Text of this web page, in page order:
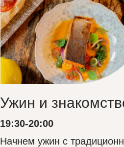
Ужин и
19:30-20:00
Начнем ужин с